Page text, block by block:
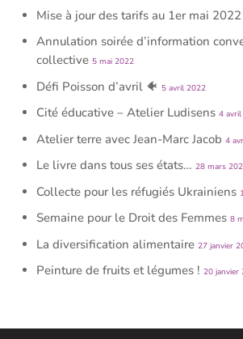
Mise à jour des tarifs au 1er mai 2022
Annulation soirée d’information
collective 5 mai 2022
Défi Poisson d’avril 🐠 5 avril 2022
Cité éducative – Atelier Ludisens 4
Atelier terre avec Jean-Marc Jacob 4
Le livre dans tous ses états… 28 mars
Collecte pour les réfugiés Ukrainiens
Semaine pour le Droit des Femmes 8
La diversification alimentaire 27 janvier
Peinture de fruits et légumes ! 20 janvier